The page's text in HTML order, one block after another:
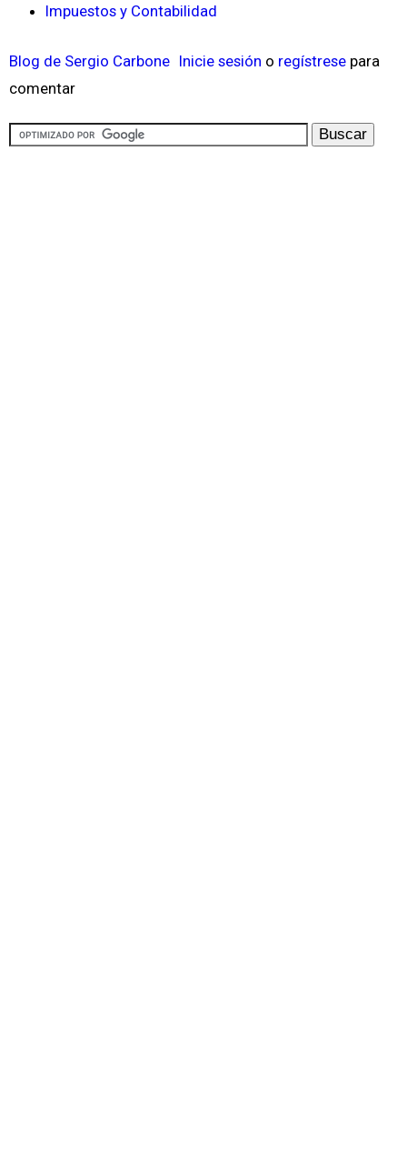
Impuestos y Contabilidad
Blog de Sergio Carbone Inicie sesión o regístrese para
comentar